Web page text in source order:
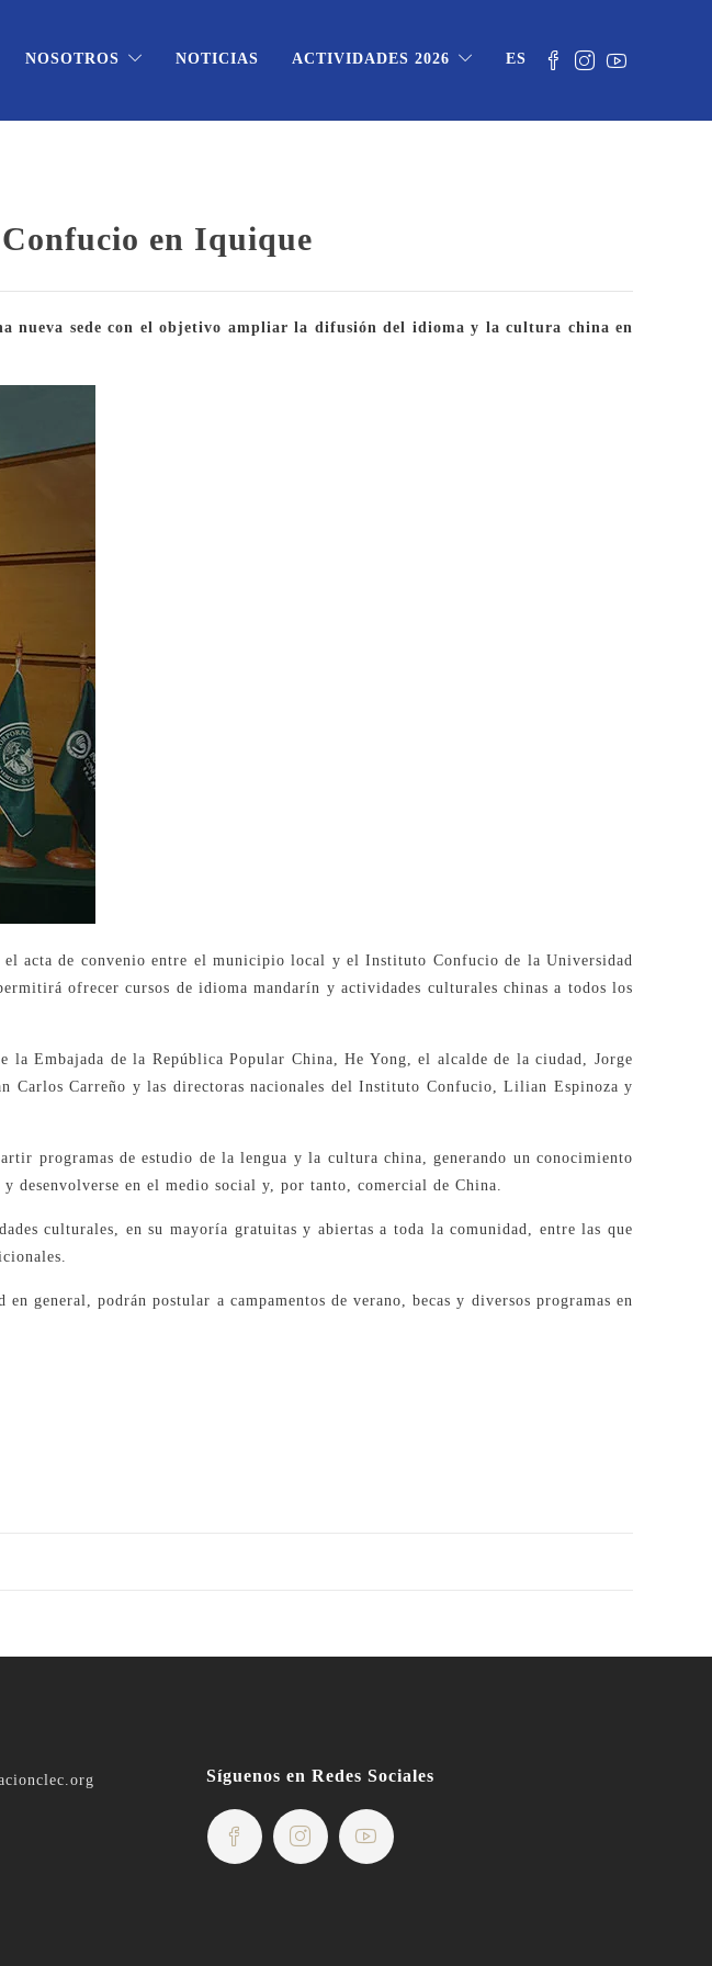
NOSOTROS NOTICIAS ACTIVIDADES 2026 ES
en Iquique
nueva sede con el objetivo ampliar la difusión del idioma y la cultura china en
acta de convenio entre el municipio local y el Instituto Confucio de la Universidad
ofrecer cursos de idioma mandarín y actividades culturales chinas a todos los
Embajada de la República Popular China, He Yong, el alcalde de la ciudad, Jorge
Carlos Carreño y las directoras nacionales del Instituto Confucio, Lilian Espinoza y
programas de estudio de la lengua y la cultura china, generando un conocimiento
en el medio social y, por tanto, comercial de China.
culturales, en su mayoría gratuitas y abiertas a toda la comunidad, entre las que
general, podrán postular a campamentos de verano, becas y diversos programas en
Síguenos en Redes Sociales